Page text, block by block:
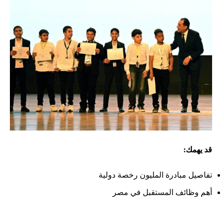
قد يهمك:
تفاصيل مبادرة المليون رخصة دولية
أهم وظائف المستقبل في مصر